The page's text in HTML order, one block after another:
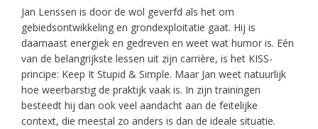
Jan Lenssen is door de wol geverfd als het om
gebiedsontwikkeling en grondexploitatie gaat. Hij is
daarnaast energiek en gedreven en weet wat humor is. Eén
van de belangrijkste lessen uit zijn carrière, is het KISS-
principe: Keep It Stupid & Simple. Maar Jan weet natuurlijk
hoe weerbarstig de praktijk vaak is. In zijn trainingen
besteedt hij dan ook veel aandacht aan de feitelijke
context, die meestal zo anders is dan de ideale situatie.